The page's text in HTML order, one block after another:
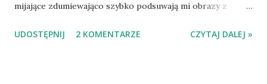
mijające zdumiewająco szybko podsuwają mi obrazy z
rozkoszach wakacyjnej przygody. Wakacje z duchami Adama
UDOSTĘPNIJ 2 KOMENTARZE CZYTAJ DALEJ »